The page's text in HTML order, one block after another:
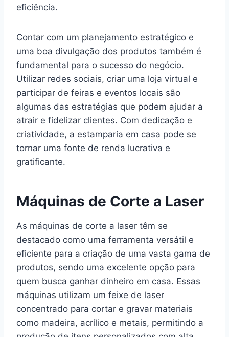
eficiência.
Contar com um planejamento estratégico e
uma boa divulgação dos produtos também é
fundamental para o sucesso do negócio.
Utilizar redes sociais, criar uma loja virtual e
participar de feiras e eventos locais são
algumas das estratégias que podem ajudar a
atrair e fidelizar clientes. Com dedicação e
criatividade, a estamparia em casa pode se
tornar uma fonte de renda lucrativa e
gratificante.
Máquinas de Corte a Laser
As máquinas de corte a laser têm se
destacado como uma ferramenta versátil e
eficiente para a criação de uma vasta gama de
produtos, sendo uma excelente opção para
quem busca ganhar dinheiro em casa. Essas
máquinas utilizam um feixe de laser
concentrado para cortar e gravar materiais
como madeira, acrílico e metais, permitindo a